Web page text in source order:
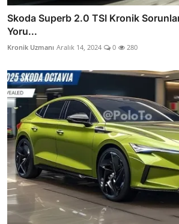
Skoda Superb 2.0 TSI Kronik
Yoru...
Kronik Uzmanı Aralık 14, 2024 0 280